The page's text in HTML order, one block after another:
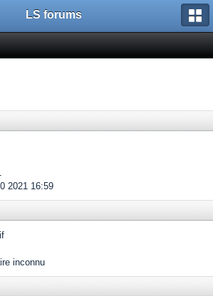
LS forums
2021 16:59
inconnu